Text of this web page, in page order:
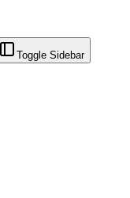
Toggle Sidebar